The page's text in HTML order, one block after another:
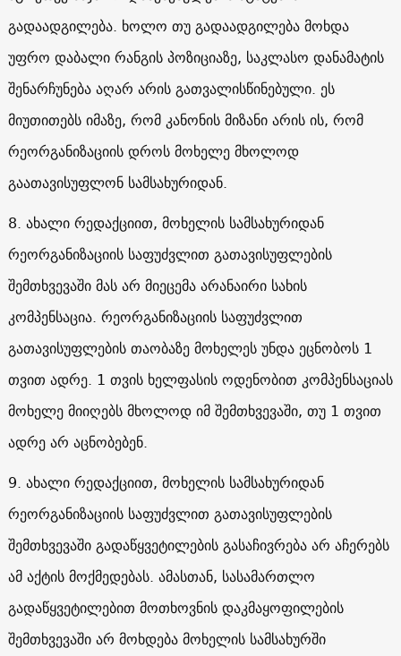
გადაადგილება. ხოლო თუ გადაადგილება მოხდა
უფრო დაბალი რანგის პოზიციაზე, საკლასო დანამატის
შენარჩუნება აღარ არის გათვალისწინებული. ეს
მიუთითებს იმაზე, რომ კანონის მიზანი არის ის, რომ
რეორგანიზაციის დროს მოხელე მხოლოდ
გაათავისუფლონ სამსახურიდან.
8. ახალი რედაქციით, მოხელის სამსახურიდან
რეორგანიზაციის საფუძვლით გათავისუფლების
შემთხვევაში მას არ მიეცემა არანაირი სახის
კომპენსაცია. რეორგანიზაციის საფუძვლით
გათავისუფლების თაობაზე მოხელეს უნდა ეცნობოს 1
თვით ადრე. 1 თვის ხელფასის ოდენობით კომპენსაციას
მოხელე მიიღებს მხოლოდ იმ შემთხვევაში, თუ 1 თვით
ადრე არ აცნობებენ.
9. ახალი რედაქციით, მოხელის სამსახურიდან
რეორგანიზაციის საფუძვლით გათავისუფლების
შემთხვევაში გადაწყვეტილების გასაჩივრება არ აჩერებს
ამ აქტის მოქმედებას. ამასთან, სასამართლო
გადაწყვეტილებით მოთხოვნის დაკმაყოფილების
შემთხვევაში არ მოხდება მოხელის სამსახურში